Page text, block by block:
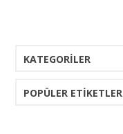
KATEGORILER
POPÜLER ETIKETLER